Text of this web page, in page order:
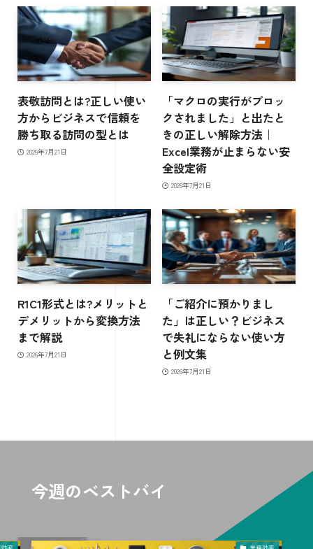
表敬訪問とは?正しい使い
方からビジネスで信頼を
勝ち取る訪問の型とは
2026年7月21日
「マクロの実行がブロッ
クされました」と出たと
きの正しい解除方法｜
Excel業務が止まらない安
全設定術
2026年7月21日
R1C1形式とは?メリットと
デメリットから変換方法
まで解説
2026年7月21日
「ご紹介に預かりまし
た」は正しい？ビジネス
で失礼にならない使い方
と例文集
2026年7月21日
今週のベストバイ
率 業務効率